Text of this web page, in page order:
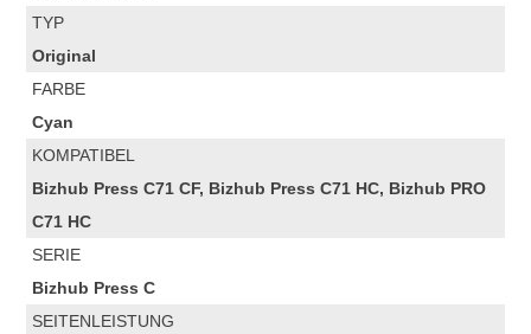
TYP
Original
FARBE
Cyan
KOMPATIBEL
Bizhub Press C71 CF, Bizhub Press C71 HC, Bizhub PRO
C71 HC
SERIE
Bizhub Press C
SEITENLEISTUNG